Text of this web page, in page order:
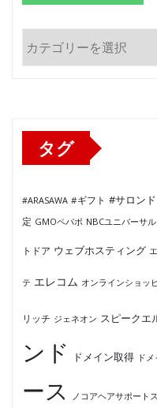
テ
タグ
#ARASAWA #ギフト #サロン
定 GMOペパボ NBCユニバーサ
トドア ウェブホスティング
テ エレコム オンラインショッ
リッチ ジェネオン スピークエ
ンド
ドメイン取得 ド
ース
ノコアヘアサポート